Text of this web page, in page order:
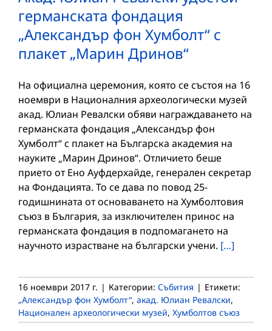
германската фондация
„Александър фон Хумболт“ с
плакет „Марин Дринов“
На официална церемония, която се състоя на 16
ноември в Националния археологически музей
акад. Юлиан Ревалски обяви награждаването на
германската фондация „Александър фон
Хумболт“ с плакет на Българска академия на
науките „Марин Дринов“. Отличието беше
прието от Ено Ауфдерхайде, генерален секретар
на Фондацията. То се дава по повод 25-
годишнината от основаването на Хумболтовия
съюз в България, за изключителен принос на
германската фондация в подпомагането на
научното израстване на български учени. […]
16 ноември 2017 г. | Категории: Събития | Етикети:
„Александър фон Хумболт“, акад. Юлиан Ревалски,
Национален археологически музей, Хумболтов съюз